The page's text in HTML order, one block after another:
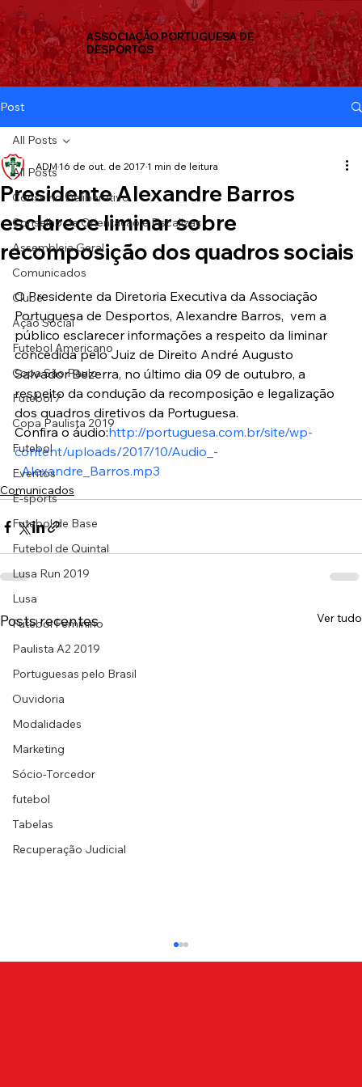
ASSOCIAÇÃO PORTUGUESA DE
DESPORTOS
Post
All Posts
Conselho Deliberativo
Conselho de Orientação e Fiscalizaç
Assembleia Geral
Comunicados
Clube
Ação Social
Futebol Americano
Copa São Paulo
Futebol 7
Copa Paulista 2019
Futebol
Eventos
E-sports
Futebol de Base
Futebol de Quintal
Lusa Run 2019
Lusa
Futebol Feminino
Paulista A2 2019
Portuguesas pelo Brasil
Ouvidoria
Modalidades
Marketing
Sócio-Torcedor
futebol
Tabelas
Recuperação Judicial
All Posts
Presidente Alexandre Barros
esclarece liminar sobre
recomposição dos quadros sociais
ADM 16 de out. de 2017 1 min de leitura
O Presidente da Diretoria Executiva da Associação
Portuguesa de Desportos, Alexandre Barros,  vem a
público esclarecer informações a respeito da liminar
concedida pelo Juiz de Direito André Augusto
Salvador Bezerra, no último dia 09 de outubro, a
respeito da condução da recomposição e legalização
dos quadros diretivos da Portuguesa.
Confira o áudio:http://portuguesa.com.br/site/wp-
content/uploads/2017/10/Audio_-
_Alexandre_Barros.mp3
Comunicados
Posts recentes Ver tudo